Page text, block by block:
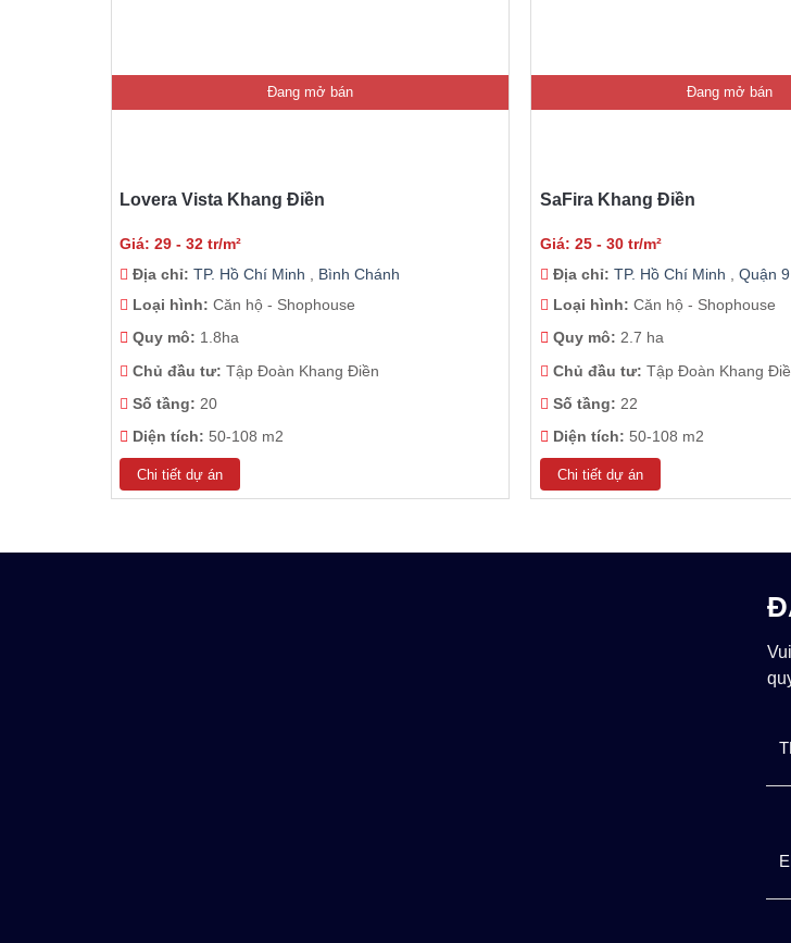
Đang mở bán
Lovera Vista Khang Điền
Giá: 29 - 32 tr/m²
Địa chỉ: TP. Hồ Chí Minh
Bình Chánh
Loại hình: Căn hộ - Shophouse
Quy mô: 1.8ha
Chủ đầu tư: Tập Đoàn Khang Điền
Số tầng: 20
Diện tích: 50-108 m2
Chi tiết dự án
Đang mở bán
SaFira Khang Điền
Giá: 25 - 30 tr/m²
Địa chỉ: TP. Hồ Chí Minh
Quận 9
Loại hình: Căn hộ - Shophouse
Quy mô: 2.7 ha
Chủ đầu tư: Tập Đoàn Khang
Số tầng: 22
Diện tích: 50-108 m2
Chi tiết dự án